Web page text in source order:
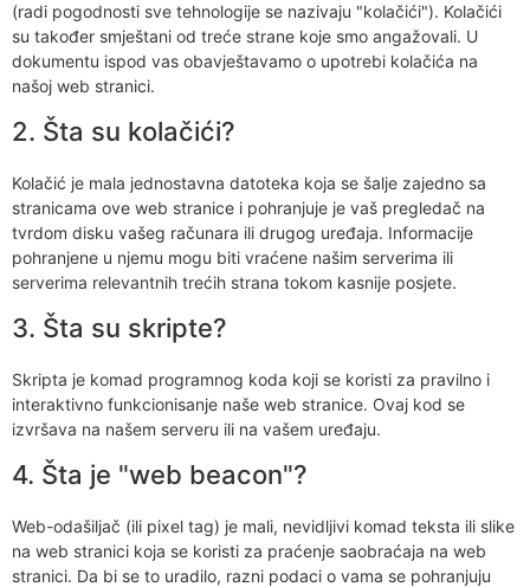
(radi pogodnosti sve tehnologije se nazivaju "kolačići"). Kolačići
su također smještani od treće strane koje smo angažovali. U
dokumentu ispod vas obavještavamo o upotrebi kolačića na
našoj web stranici.
2. Šta su kolačići?
Kolačić je mala jednostavna datoteka koja se šalje zajedno sa
stranicama ove web stranice i pohranjuje je vaš pregledač na
tvrdom disku vašeg računara ili drugog uređaja. Informacije
pohranjene u njemu mogu biti vraćene našim serverima ili
serverima relevantnih trećih strana tokom kasnije posjete.
3. Šta su skripte?
Skripta je komad programnog koda koji se koristi za pravilno i
interaktivno funkcionisanje naše web stranice. Ovaj kod se
izvršava na našem serveru ili na vašem uređaju.
4. Šta je "web beacon"?
Web-odašiljač (ili pixel tag) je mali, nevidljivi komad teksta ili slike
na web stranici koja se koristi za praćenje saobraćaja na web
stranici. Da bi se to uradilo, razni podaci o vama se pohranjuju